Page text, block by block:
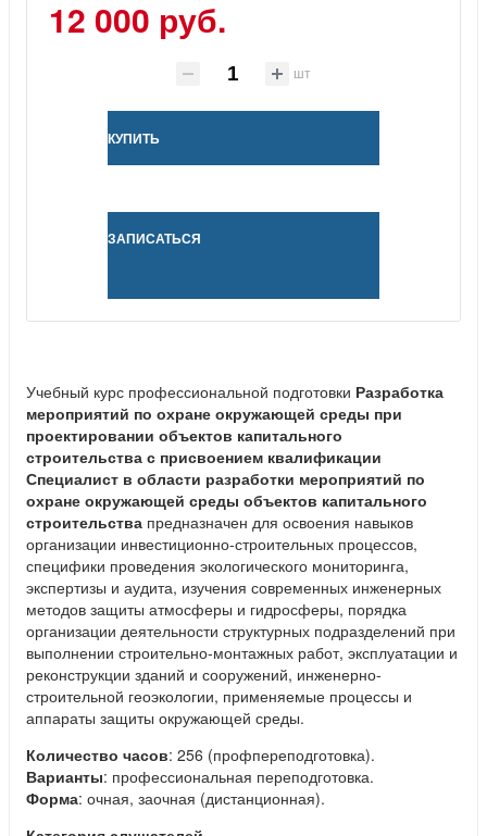
12 000 руб.
шт
КУПИТЬ
ЗАПИСАТЬСЯ
Учебный курс профессиональной подготовки Разработка
мероприятий по охране окружающей среды при
проектировании объектов капитального
строительства с присвоением квалификации
Специалист в области разработки мероприятий по
охране окружающей среды объектов капитального
строительства предназначен для освоения навыков
организации инвестиционно-строительных процессов,
специфики проведения экологического мониторинга,
экспертизы и аудита, изучения современных инженерных
методов защиты атмосферы и гидросферы, порядка
организации деятельности структурных подразделений при
выполнении строительно-монтажных работ, эксплуатации и
реконструкции зданий и сооружений, инженерно-
строительной геоэкологии, применяемые процессы и
аппараты защиты окружающей среды.
Количество часов: 256 (профпереподготовка).
Варианты: профессиональная переподготовка.
Форма: очная, заочная (дистанционная).